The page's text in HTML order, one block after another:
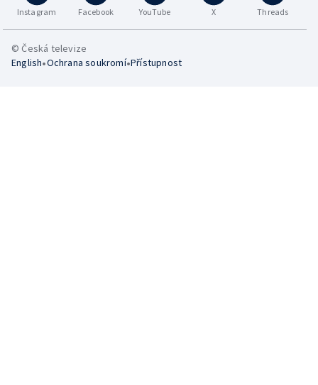
Instagram Facebook YouTube X Threads
© Česká televize
English•Ochrana soukromí•Přístupnost